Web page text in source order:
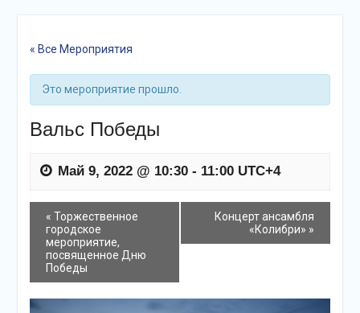
« Все Мероприятия
Это мероприятие прошло.
Вальс Победы
Май 9, 2022 @ 10:30- 11:00 UTC+4
события
Навигация
« Торжественное
городское
мероприятие,
посвященное Дню
Победы
Концерт ансамбля
«Колибри» »